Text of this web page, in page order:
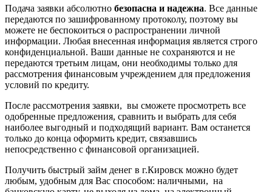
Подача заявки абсолютно безопасна и надежна. Все данные
передаются по зашифрованному протоколу, поэтому вы
можете не беспокоиться о распространении личной
информации. Любая внесенная информация является строго
конфиденциальной. Ваши данные не сохраняются и не
передаются третьим лицам, они необходимы только для
рассмотрения финансовым учреждением для предложения
условий по кредиту.
После рассмотрения заявки, вы сможете просмотреть все
одобренные предложения, сравнить и выбрать для себя
наиболее выгодный и подходящий вариант. Вам останется
только до конца оформить кредит, связавшись
непосредственно с финансовой организацией.
Получить быстрый займ денег в г.Кировск можно будет
любым, удобным для Вас способом: наличными, на